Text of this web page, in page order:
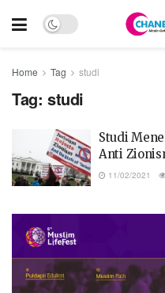
Home Tag studi
Tag: studi
Studi
Anti
11/02/2021